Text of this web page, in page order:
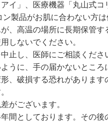
イ」、医療機器「丸山式
製品がお肌に合わない方は
、高温の場所に長期保管す
しないでください。
止し、医師にご相談くださ
うに、手の届かないとこ
、破損する恐れがあります
がございます。
間としております。その